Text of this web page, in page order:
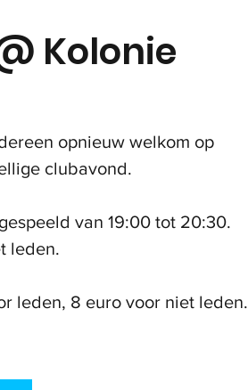
Kolonie
opnieuw welkom op
clubavond.
van 19:00 tot 20:30.
leden.
leden, 8 euro voor niet leden.